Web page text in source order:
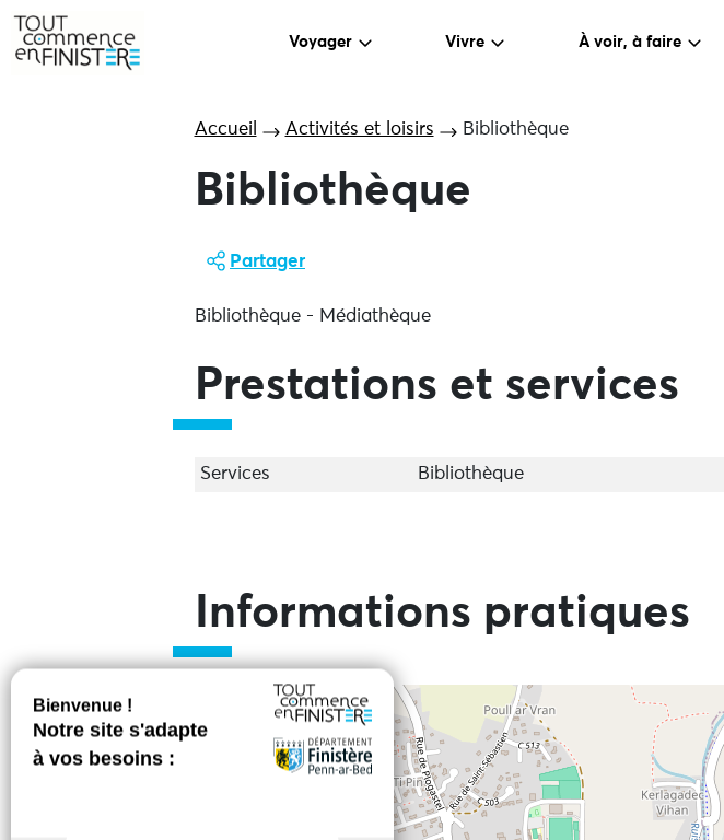
Voyager Vivre À voir, à faire
Accueil Activités et loisirs Bibliothèque
Bibliothèque
Partager
Bibliothèque - Médiathèque
Prestations et services
Services Bibliothèque
Informations pratiques